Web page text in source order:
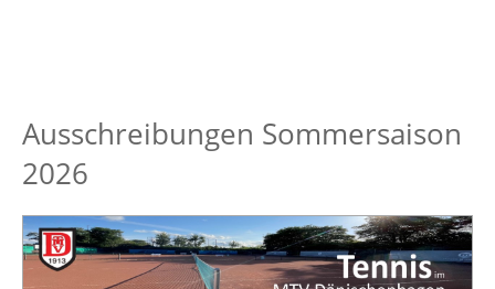
Ausschreibungen Sommersaison
2026